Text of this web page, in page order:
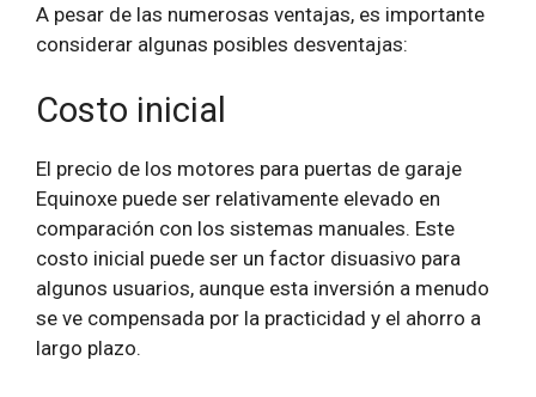
A pesar de las numerosas ventajas, es importante
considerar algunas posibles desventajas:
Costo inicial
El precio de los motores para puertas de garaje
Equinoxe puede ser relativamente elevado en
comparación con los sistemas manuales. Este
costo inicial puede ser un factor disuasivo para
algunos usuarios, aunque esta inversión a menudo
se ve compensada por la practicidad y el ahorro a
largo plazo.